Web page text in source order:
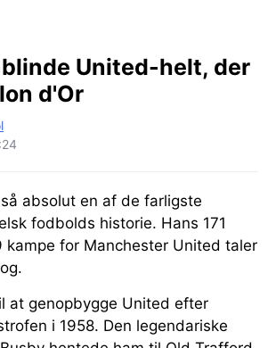
United-helt, der
d'Or
absolut en af de farligste
fodbolds historie. Hans 171
kampe for Manchester United taler
at genopbygge United efter
i 1958. Den legendariske